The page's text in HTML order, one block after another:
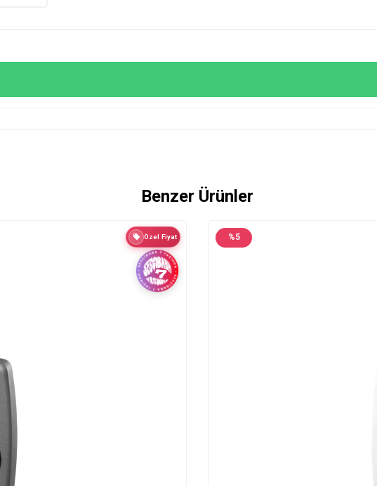
Benzer Ürünler
Özel Fiyat %5